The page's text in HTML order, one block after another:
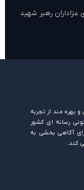
عزاداران رهبر شهید
بهره مند از تجربه
رسانه ای کشور
آگاهی بخشی به
کند.